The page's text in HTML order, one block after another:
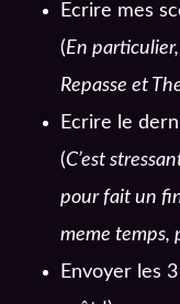
Ecrire mes
(En
Repasse et
Ecrire le
(C’est
pour fait un
meme temps,
Envoyer les